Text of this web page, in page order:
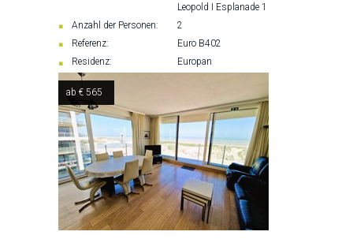
Leopold I Esplanade 1
Anzahl der Personen:
2
Referenz:
Euro B402
Residenz:
Europan
ab € 565